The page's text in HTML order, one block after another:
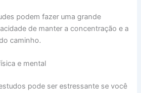
podem fazer uma grande
de manter a concentração e a
caminho.
e mental
pode ser estressante se você